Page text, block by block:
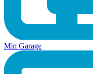
Min Garage